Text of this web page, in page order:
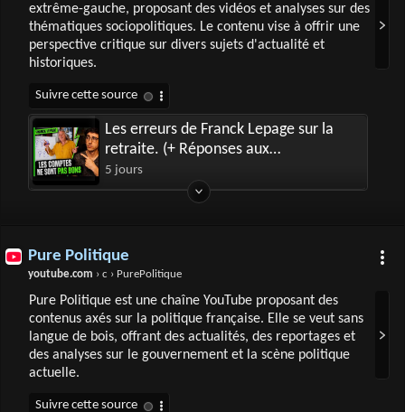
extrême-gauche, proposant des vidéos et analyses sur des
thématiques sociopolitiques. Le contenu vise à offrir une
perspective critique sur divers sujets d'actualité et
historiques.
Les erreurs de Franck Lepage sur la
retraite. (+ Réponses aux
commentaires)
5 jours
Pure Politique
youtube.com › c › PurePolitique
Pure Politique est une chaîne YouTube proposant des
contenus axés sur la politique française. Elle se veut sans
langue de bois, offrant des actualités, des reportages et
des analyses sur le gouvernement et la scène politique
actuelle.